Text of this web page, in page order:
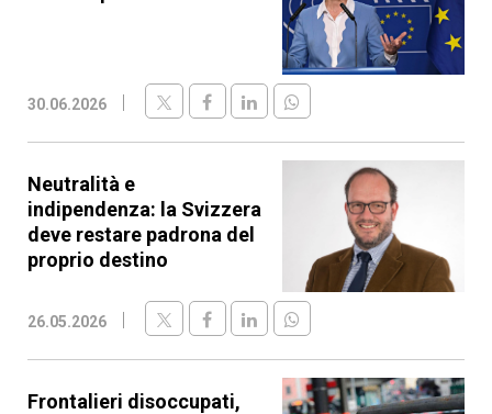
30.06.2026
Neutralità e
indipendenza: la Svizzera
deve restare padrona del
proprio destino
26.05.2026
Frontalieri disoccupati,